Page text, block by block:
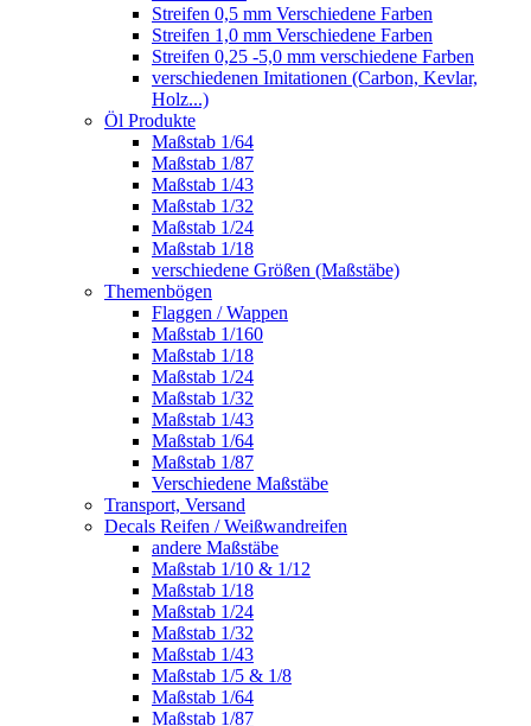
Streifen 0,5 mm Verschiedene Farben
Streifen 1,0 mm Verschiedene Farben
Streifen 0,25 -5,0 mm verschiedene Farben
verschiedenen Imitationen (Carbon, Kevlar,
Holz...)
Öl Produkte
Maßstab 1/64
Maßstab 1/87
Maßstab 1/43
Maßstab 1/32
Maßstab 1/24
Maßstab 1/18
verschiedene Größen (Maßstäbe)
Themenbögen
Flaggen / Wappen
Maßstab 1/160
Maßstab 1/18
Maßstab 1/24
Maßstab 1/32
Maßstab 1/43
Maßstab 1/64
Maßstab 1/87
Verschiedene Maßstäbe
Transport, Versand
Decals Reifen / Weißwandreifen
andere Maßstäbe
Maßstab 1/10 & 1/12
Maßstab 1/18
Maßstab 1/24
Maßstab 1/32
Maßstab 1/43
Maßstab 1/5 & 1/8
Maßstab 1/64
Maßstab 1/87